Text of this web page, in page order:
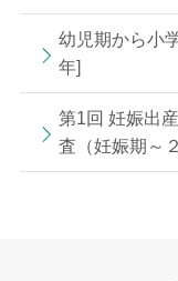
幼児期から小
年]
第1回 妊娠出
査（妊娠期～